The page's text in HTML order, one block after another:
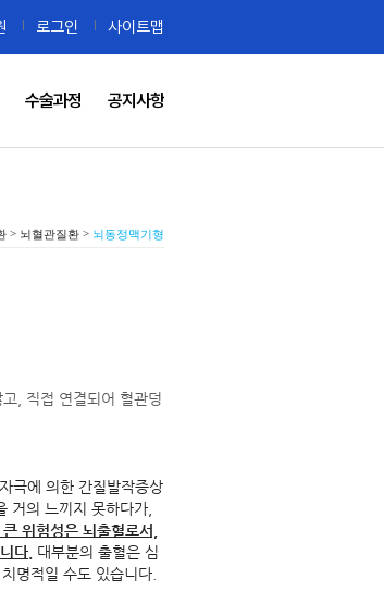
로그인 사이트맵
수술과정 공지사항
> 뇌혈관질환 > 뇌동정맥기형
, 직접 연결되어 혈관덩
극에 의한 간질발작증상
거의 느끼지 못하다가,
위험성은 뇌출혈로서,
다. 대부분의 출혈은 심
명적일 수도 있습니다.